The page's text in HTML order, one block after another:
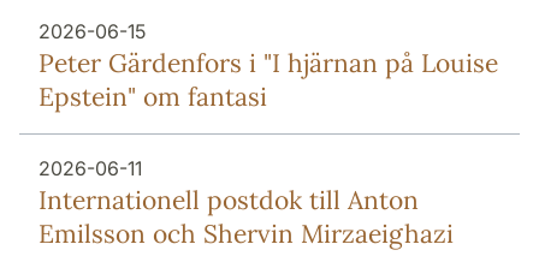
2026-06-15
Peter Gärdenfors i "I hjärnan på Louise
Epstein" om fantasi
2026-06-11
Internationell postdok till Anton
Emilsson och Shervin Mirzaeighazi